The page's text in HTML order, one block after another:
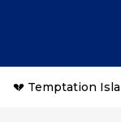
💔 Temptation